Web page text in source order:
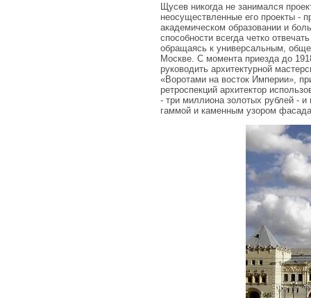
Щусев никогда не занимался
неосуществленные его проекты -
академическом образовании и
способности всегда четко
обращаясь к универсальным,
Москве. С момента приезда до
руководить архитектурной
«Воротами на восток Империи»,
ретроспекций архитектор
- три миллиона золотых рублей -
гаммой и каменным узором